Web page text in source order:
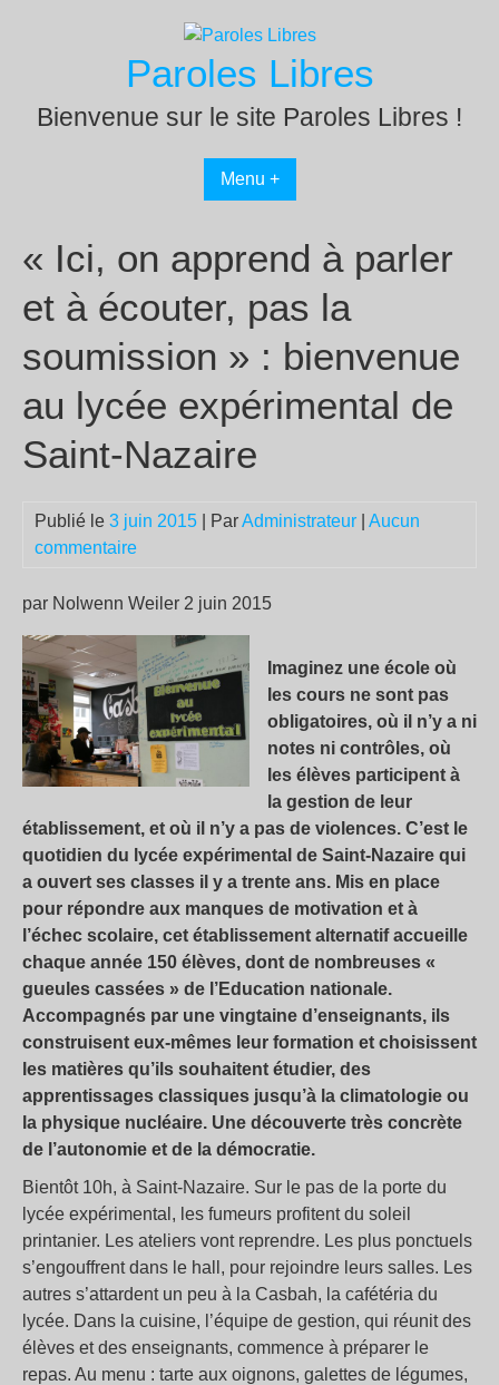
Paroles Libres
Bienvenue sur le site Paroles Libres !
Menu +
« Ici, on apprend à parler
et à écouter, pas la
soumission » : bienvenue
au lycée expérimental de
Saint-Nazaire
Publié le 3 juin 2015 | ParAdministrateur
Aucun
commentaire
par Nolwenn Weiler 2 juin 2015
Imaginez une école où
les cours ne sont pas
obligatoires, où il n’y a ni
notes ni contrôles, où
les élèves participent à
la gestion de leur
établissement, et où il n’y a pas de violences. C’est le
quotidien du lycée expérimental de Saint-Nazaire qui
a ouvert ses classes il y a trente ans. Mis en place
pour répondre aux manques de motivation et à
l’échec scolaire, cet établissement alternatif accueille
chaque année 150 élèves, dont de nombreuses «
gueules cassées » de l’Education nationale.
Accompagnés par une vingtaine d’enseignants, ils
construisent eux-mêmes leur formation et choisissent
les matières qu’ils souhaitent étudier, des
apprentissages classiques jusqu’à la climatologie ou
la physique nucléaire. Une découverte très concrète
de l’autonomie et de la démocratie.
Bientôt 10h, à Saint-Nazaire. Sur le pas de la porte du
lycée expérimental, les fumeurs profitent du soleil
printanier. Les ateliers vont reprendre. Les plus ponctuels
s’engouffrent dans le hall, pour rejoindre leurs salles. Les
autres s’attardent un peu à la Casbah, la cafétéria du
lycée. Dans la cuisine, l’équipe de gestion, qui réunit des
élèves et des enseignants, commence à préparer le
repas. Au menu : tarte aux oignons, galettes de légumes,